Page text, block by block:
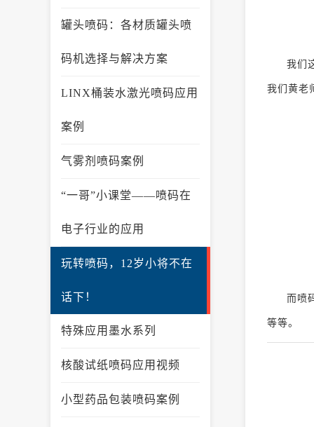
罐头喷码：各材质罐头喷
码机选择与解决方案
LINX桶装水激光喷码应用
案例
气雾剂喷码案例
“一哥”小课堂——喷码在
电子行业的应用
玩转喷码，12岁小将不在
话下！
特殊应用墨水系列
核酸试纸喷码应用视频
小型药品包装喷码案例
我们
我们黄老
而喷
等等。